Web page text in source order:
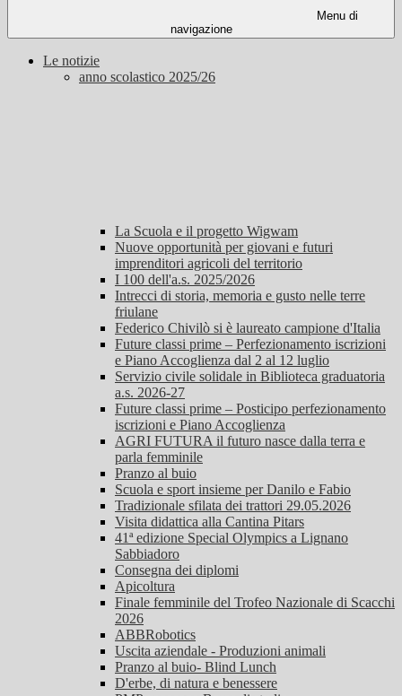
Menu di
navigazione
Le notizie
anno scolastico 2025/26
La Scuola e il progetto Wigwam
Nuove opportunità per giovani e futuri
imprenditori agricoli del territorio
I 100 dell'a.s. 2025/2026
Intrecci di storia, memoria e gusto nelle terre
friulane
Federico Chivilò si è laureato campione d'Italia
Future classi prime – Perfezionamento iscrizioni
e Piano Accoglienza dal 2 al 12 luglio
Servizio civile solidale in Biblioteca graduatoria
a.s. 2026-27
Future classi prime – Posticipo perfezionamento
iscrizioni e Piano Accoglienza
AGRI FUTURA il futuro nasce dalla terra e
parla femminile
Pranzo al buio
Scuola e sport insieme per Danilo e Fabio
Tradizionale sfilata dei trattori 29.05.2026
Visita didattica alla Cantina Pitars
41ª edizione Special Olympics a Lignano
Sabbiadoro
Consegna dei diplomi
Apicoltura
Finale femminile del Trofeo Nazionale di Scacchi
2026
ABBRobotics
Uscita aziendale - Produzioni animali
Pranzo al buio- Blind Lunch
D'erbe, di natura e benessere